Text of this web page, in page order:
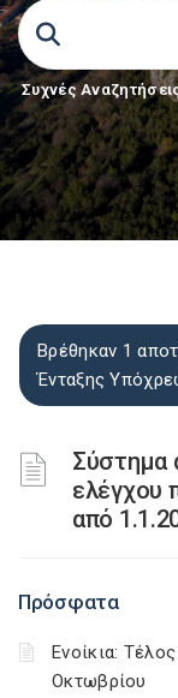
Συχνές
Βρέθηκαν 1
Ένταξης
Σύστημα
ελέγχου
από
Πρόσφατα
Ενοίκια:
Οκτωβρίου